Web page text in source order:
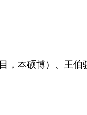
，本硕博）、王伯